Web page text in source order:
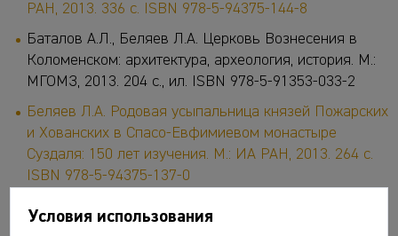
РАН, 2013. 336 с. ISBN 978-5-94375-144-8
Баталов А.Л., Беляев Л.А. Церковь Вознесения в
Коломенском: архитектура, археология, история. М.:
МГОМЗ, 2013. 204 с., ил. ISBN 978-5-91353-033-2
Беляев Л.А. Родовая усыпальница князей Пожарских
и Хованских в Спасо-Евфимиевом монастыре
Суздаля: 150 лет изучения. М.: ИА РАН, 2013. 264 с.
ISBN 978-5-94375-137-0
Борисов А.В., Коробов Д.С. Древнее и средневековое
земледелие в Кисловодской котловине: итоги
Условия использования